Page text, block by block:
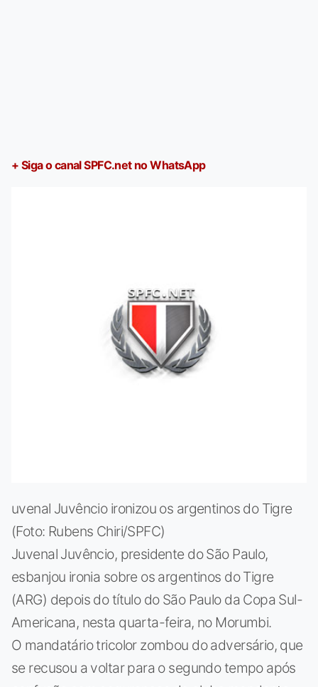
+ Siga o canal SPFC.net no WhatsApp
uvenal Juvêncio ironizou os argentinos do Tigre
(Foto: Rubens Chiri/SPFC)
Juvenal Juvêncio, presidente do São Paulo,
esbanjou ironia sobre os argentinos do Tigre
(ARG) depois do título do São Paulo da Copa Sul-
Americana, nesta quarta-feira, no Morumbi.
O mandatário tricolor zombou do adversário, que
se recusou a voltar para o segundo tempo após